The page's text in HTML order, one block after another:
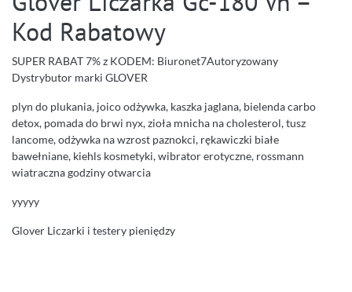
Kod Rabatowy
SUPER RABAT 7% z KODEM: Biuronet7Autoryzowany
Dystrybutor marki GLOVER
plyn do plukania, joico odżywka, kaszka jaglana, bielenda carbo
detox, pomada do brwi nyx, zioła mnicha na cholesterol, tusz
lancome, odżywka na wzrost paznokci, rękawiczki białe
bawełniane, kiehls kosmetyki, wibrator erotyczne, rossmann
wiatraczna godziny otwarcia
yyyyy
Glover Liczarki i testery pieniędzy